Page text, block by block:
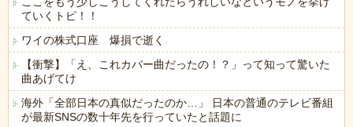
ていくトピ！！
ワイの株式口座 爆損で逝く
【衝撃】「え、これカバー曲だったの！？」って知って驚いた
曲あげてけ
海外「全部日本の真似だったのか…」 日本の普通のテレビ番組
が最新SNSの数十年先を行っていたと話題に